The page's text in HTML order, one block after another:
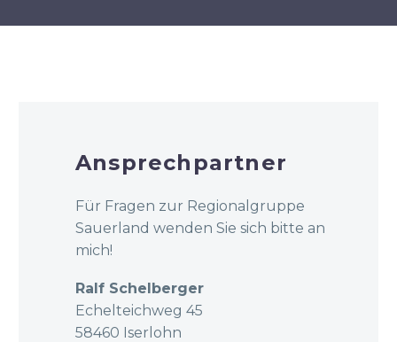
Ansprechpartner
Für Fragen zur Regionalgruppe
Sauerland wenden Sie sich bitte an
mich!
Ralf Schelberger
Echelteichweg 45
58460 Iserlohn